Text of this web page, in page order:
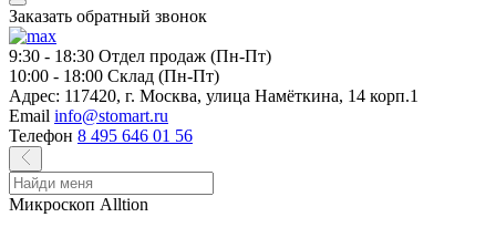
Заказать обратный звонок
9:30 - 18:30 Отдел продаж (Пн-Пт)
10:00 - 18:00 Склад (Пн-Пт)
Адрес: 117420, г. Москва, улица Намёткина, 14 корп.1
Email info@stomart.ru
Телефон 8 495 646 01 56
Микроскоп Alltion